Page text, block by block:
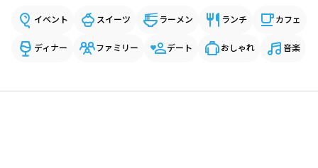
イベント スイーツ ラーメン ランチ カフェ
ディナー ファミリー デート おしゃれ 音楽